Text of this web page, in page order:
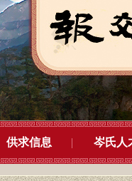
供求信息 岑氏人